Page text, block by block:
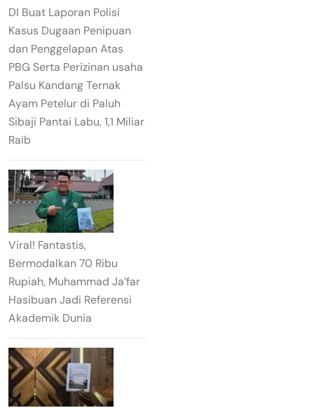
DI Buat Laporan Polisi
Kasus Dugaan Penipuan
dan Penggelapan Atas
PBG Serta Perizinan usaha
Palsu Kandang Ternak
Ayam Petelur di Paluh
Sibaji Pantai Labu, 1,1 Miliar
Raib
Viral! Fantastis,
Bermodalkan 70 Ribu
Rupiah, Muhammad Ja’far
Hasibuan Jadi Referensi
Akademik Dunia